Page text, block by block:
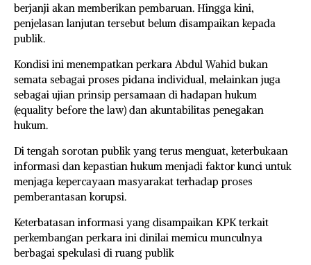
berjanji akan memberikan pembaruan. Hingga kini,
penjelasan lanjutan tersebut belum disampaikan kepada
publik.
Kondisi ini menempatkan perkara Abdul Wahid bukan
semata sebagai proses pidana individual, melainkan juga
sebagai ujian prinsip persamaan di hadapan hukum
(equality before the law) dan akuntabilitas penegakan
hukum.
Di tengah sorotan publik yang terus menguat, keterbukaan
informasi dan kepastian hukum menjadi faktor kunci untuk
menjaga kepercayaan masyarakat terhadap proses
pemberantasan korupsi.
Keterbatasan informasi yang disampaikan KPK terkait
perkembangan perkara ini dinilai memicu munculnya
berbagai spekulasi di ruang publik